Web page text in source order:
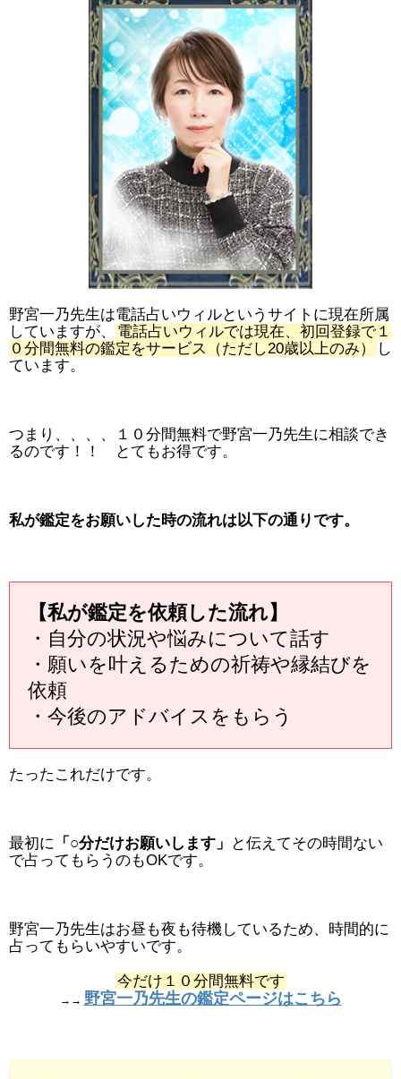
野宮一乃先生は電話占いウィルというサイトに現在所属
していますが、
電話占いウィルでは現在、初回登録で１
０分間無料の鑑定をサービス（ただし20歳以上のみ）
し
ています。
つまり、、、、１０分間無料で野宮一乃先生に相談でき
るのです！！ とてもお得です。
私が鑑定をお願いした時の流れは以下の通りです。
【私が鑑定を依頼した流れ】
・自分の状況や悩みについて話す
・願いを叶えるための祈祷や縁結びを
依頼
・今後のアドバイスをもらう
たったこれだけです。
最初に 「○分だけお願いします」
と伝えてその時間ない
で占ってもらうのもOKです。
野宮一乃先生はお昼も夜も待機しているため、時間的に
占ってもらいやすいです。
今だけ１０分間無料です
→→ 野宮一乃先生の鑑定ページはこちら